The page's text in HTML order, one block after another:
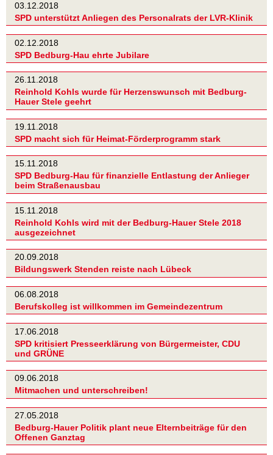
03.12.2018
SPD unterstützt Anliegen des Personalrats der LVR-Klinik
02.12.2018
SPD Bedburg-Hau ehrte Jubilare
26.11.2018
Reinhold Kohls wurde für Herzenswunsch mit Bedburg-
Hauer Stele geehrt
19.11.2018
SPD macht sich für Heimat-Förderprogramm stark
15.11.2018
SPD Bedburg-Hau für finanzielle Entlastung der Anlieger
beim Straßenausbau
15.11.2018
Reinhold Kohls wird mit der Bedburg-Hauer Stele 2018
ausgezeichnet
20.09.2018
Bildungswerk Stenden reiste nach Lübeck
06.08.2018
Berufskolleg ist willkommen im Gemeindezentrum
17.06.2018
SPD kritisiert Presseerklärung von Bürgermeister, CDU
und GRÜNE
09.06.2018
Mitmachen und unterschreiben!
27.05.2018
Bedburg-Hauer Politik plant neue Elternbeiträge für den
Offenen Ganztag